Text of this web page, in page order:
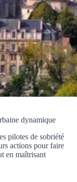
dynamique
pilotes de sobriété
actions pour faire
en maîtrisant